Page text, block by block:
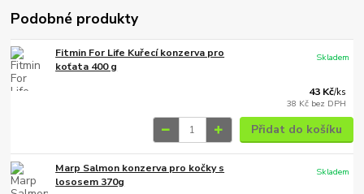
Podobné produkty
Fitmin For Life Kuřecí konzerva pro
koťata 400 g
43 Kč/ks
38 Kč bez DPH
Skladem
Přidat do košíku
Marp Salmon konzerva pro kočky s
lososem 370g
Skladem